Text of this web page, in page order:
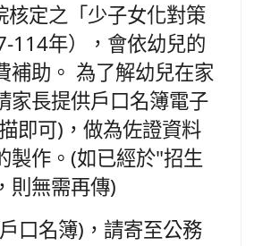
核定之「少子女化對策
114年），會依幼兒的
補助。 為了解幼兒在家
家長提供戶口名簿電子
即可)，做為佐證資料
製作。(如已經於"招生
則無需再傳)
口名簿)，請寄至公務